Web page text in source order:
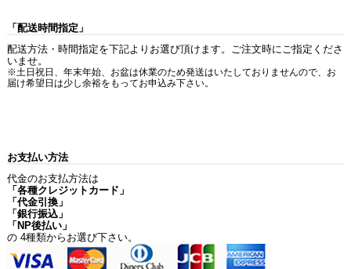
「配送時間指定」
配送方法・時間指定を下記よりお選び頂けます。ご注文時にご指定くださ
いませ。
※土日祝日、年末年始、お盆は休業のため発送はいたしておりませんので、お
届け希望日は少し余裕をもってお申込み下さい。
お支払い方法
代金のお支払方法は
「各種クレジットカード」
「代金引換」
「銀行振込」
「NP後払い」
の 4種類からお選び下さい。